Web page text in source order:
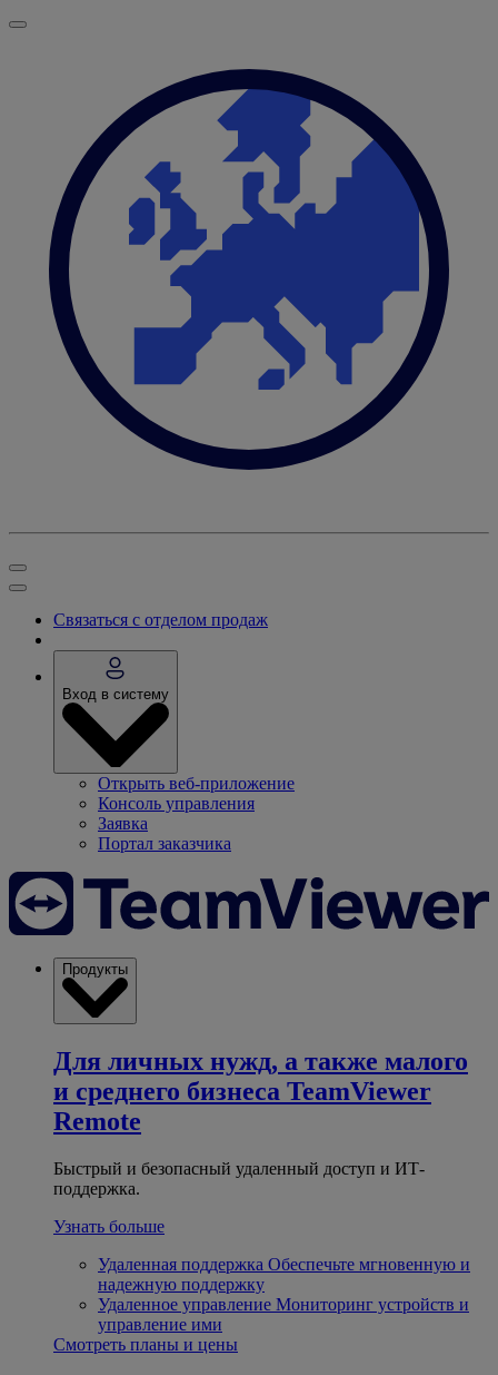
Связаться с отделом продаж
Вход в систему
Открыть веб-приложение
Консоль управления
Заявка
Портал заказчика
Продукты
Для личных нужд, а также малого
и среднего бизнеса TeamViewer
Remote
Быстрый и безопасный удаленный доступ и ИТ-
поддержка.
Узнать больше
Удаленная поддержка Обеспечьте мгновенную и
надежную поддержку
Удаленное управление Мониторинг устройств и
управление ими
Смотреть планы и цены